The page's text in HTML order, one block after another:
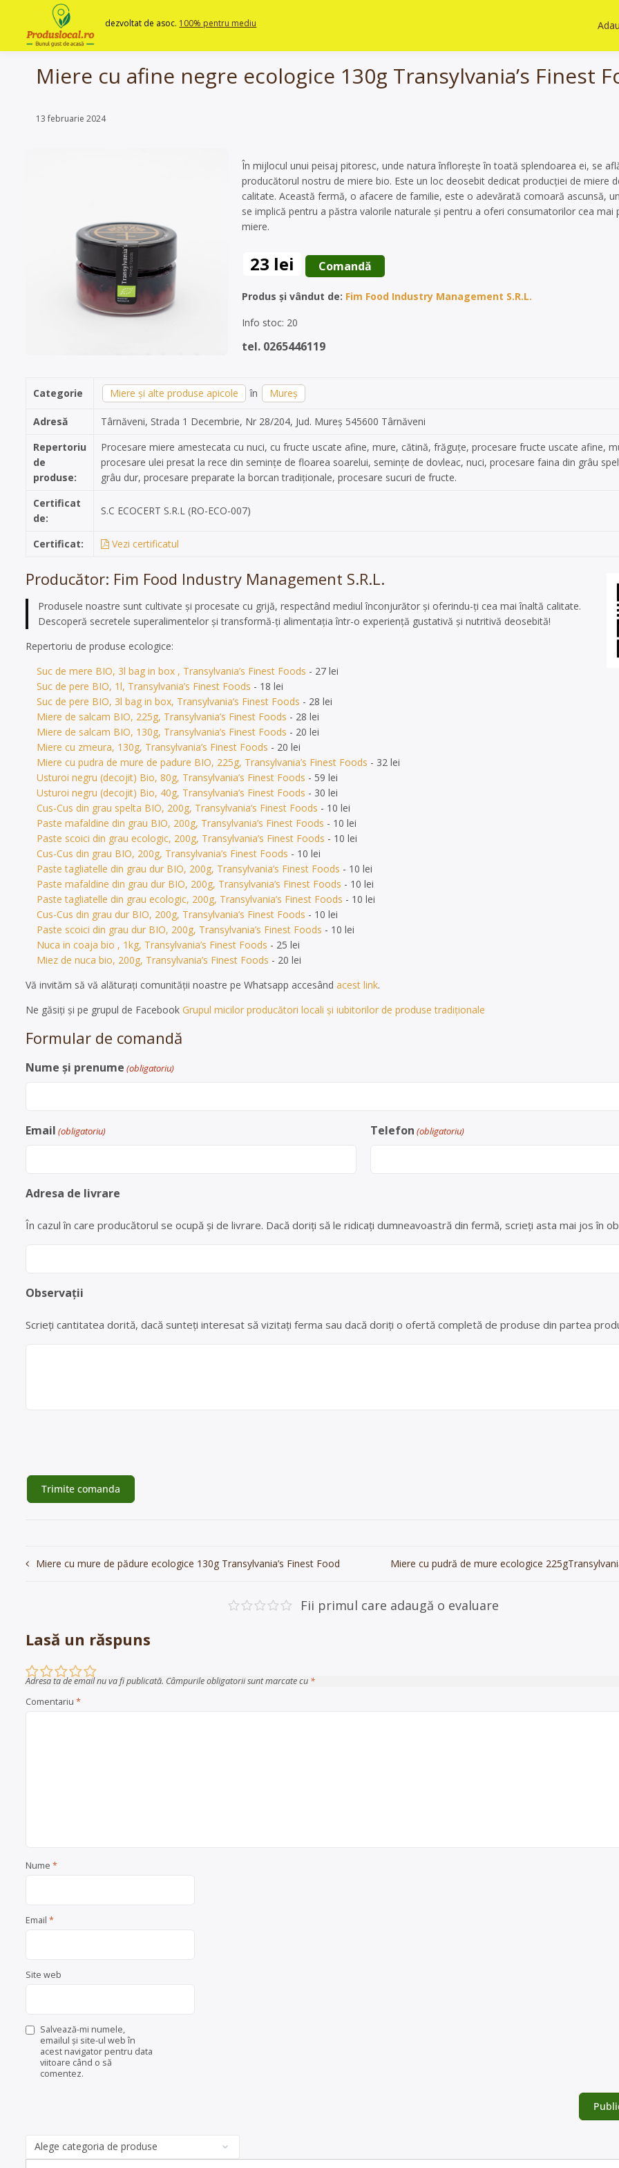
content
dezvoltat de asoc. 100% pentru mediu
Miere cu afine negre ecologice 130g Transylvania’s Finest
13 februarie 2024
În mijlocul unui peisaj pitoresc, unde natura înflorește în toată splendoarea ei, se
producătorul nostru de miere bio. Este un loc deosebit dedicat producției de miere
calitate. Această fermă, o afacere de familie, este o adevărată comoară ascunsă,
se implică pentru a păstra valorile naturale și pentru a oferi consumatorilor cea mai
miere.
23 lei Comandă
Produs și vândut de: Fim Food Industry Management S.R.L.
Info stoc: 20
tel. 0265446119
Categorie Miere și alte produse apicole în Mureș
Adresă
Târnăveni, Strada 1 Decembrie, Nr 28/204, Jud. Mureș 545600 Târnăveni
Repertoriu
de
produse:
Procesare miere amestecata cu nuci, cu fructe uscate afine, mure, cătină, frăguțe, procesare fructe uscate afine,
procesare ulei presat la rece din semințe de floarea soarelui, semințe de dovleac, nuci, procesare faina din grâu
grâu dur, procesare preparate la borcan tradiționale, procesare sucuri de fructe.
Certificat
de:
S.C ECOCERT S.R.L (RO-ECO-007)
Certificat: Vezi certificatul
Producător: Fim Food Industry Management S.R.L.
Produsele noastre sunt cultivate și procesate cu grijă, respectând mediul înconjurător și oferindu-ți cea mai înaltă calitate.
Descoperă secretele superalimentelor și transformă-ți alimentația într-o experiență gustativă și nutritivă deosebită!
Repertoriu de produse ecologice:
Suc de mere BIO, 3l bag in box , Transylvania’s Finest Foods - 27 lei
Suc de pere BIO, 1l, Transylvania’s Finest Foods - 18 lei
Suc de pere BIO, 3l bag in box, Transylvania’s Finest Foods - 28 lei
Miere de salcam BIO, 225g, Transylvania’s Finest Foods - 28 lei
Miere de salcam BIO, 130g, Transylvania’s Finest Foods - 20 lei
Miere cu zmeura, 130g, Transylvania’s Finest Foods - 20 lei
Miere cu pudra de mure de padure BIO, 225g, Transylvania’s Finest Foods - 32 lei
Usturoi negru (decojit) Bio, 80g, Transylvania’s Finest Foods - 59 lei
Usturoi negru (decojit) Bio, 40g, Transylvania’s Finest Foods - 30 lei
Cus-Cus din grau spelta BIO, 200g, Transylvania’s Finest Foods - 10 lei
Paste mafaldine din grau BIO, 200g, Transylvania’s Finest Foods - 10 lei
Paste scoici din grau ecologic, 200g, Transylvania’s Finest Foods - 10 lei
Cus-Cus din grau BIO, 200g, Transylvania’s Finest Foods - 10 lei
Paste tagliatelle din grau dur BIO, 200g, Transylvania’s Finest Foods - 10 lei
Paste mafaldine din grau dur BIO, 200g, Transylvania’s Finest Foods - 10 lei
Paste tagliatelle din grau ecologic, 200g, Transylvania’s Finest Foods - 10 lei
Cus-Cus din grau dur BIO, 200g, Transylvania’s Finest Foods - 10 lei
Paste scoici din grau dur BIO, 200g, Transylvania’s Finest Foods - 10 lei
Nuca in coaja bio , 1kg, Transylvania’s Finest Foods - 25 lei
Miez de nuca bio, 200g, Transylvania’s Finest Foods - 20 lei
Vă invităm să vă alăturați comunității noastre pe Whatsapp accesând acest link.
Ne găsiți și pe grupul de Facebook Grupul micilor producători locali și iubitorilor de produse tradiționale
Formular de comandă
Nume și prenume (obligatoriu)
Email (obligatoriu) Telefon (obligatoriu)
Adresa de livrare
În cazul în care producătorul se ocupă și de livrare. Dacă doriți să le ridicați dumneavoastră din fermă, scrieți asta mai jos în
Observații
Scrieți cantitatea dorită, dacă sunteți interesat să vizitați ferma sau dacă doriți o ofertă completă de produse din partea
Navigare
Miere cu mure de pădure ecologice 130g Transylvania’s Finest Food Miere cu pudră de mure ecologice
Fii primul care adaugă o evaluare
Lasă un răspuns
Adresa ta de email nu va fi publicată. Câmpurile obligatorii sunt marcate cu *
Comentariu *
Nume *
Email *
Site web
Salvează-mi numele,
emailul și site-ul web în
acest navigator pentru data
viitoare când o să
comentez.
Categorii
de
Search